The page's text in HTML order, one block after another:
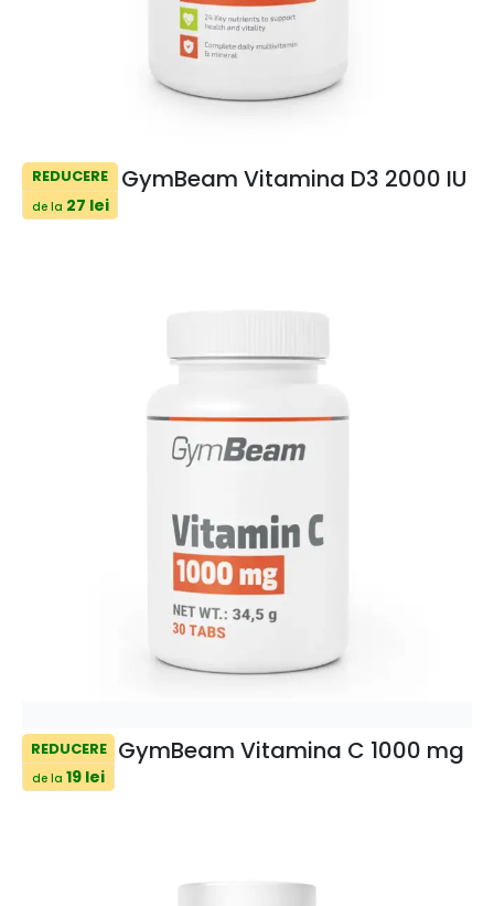
REDUCERE
de la 27 lei
GymBeam Vitamina D3 2000 IU
REDUCERE
de la 19 lei
GymBeam Vitamina C 1000 mg